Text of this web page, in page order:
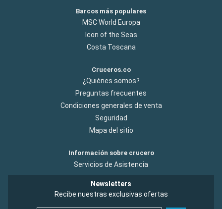
Barcos más populares
MSC World Europa
Icon of the Seas
Costa Toscana
Cruceros.co
¿Quiénes somos?
Preguntas frecuentes
Condiciones generales de venta
Seguridad
Mapa del sitio
Información sobre crucero
Servicios de Asistencia
Newsletters
Recibe nuestras exclusivas ofertas